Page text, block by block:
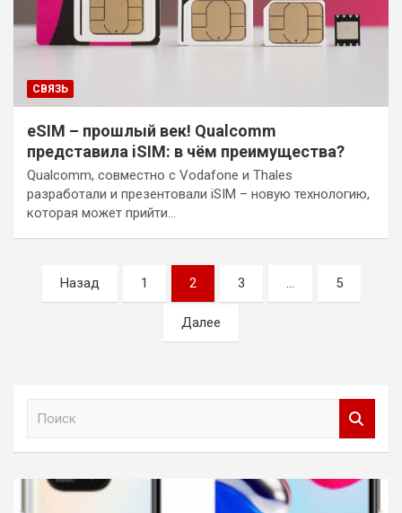
СВЯЗЬ
eSIM – прошлый век! Qualcomm
представила iSIM: в чём преимущества?
Qualcomm, совместно с Vodafone и Thales
разработали и презентовали iSIM – новую технологию,
которая может прийти…
Пагинация
записей
Назад 1 2 3 … 5
Далее
к